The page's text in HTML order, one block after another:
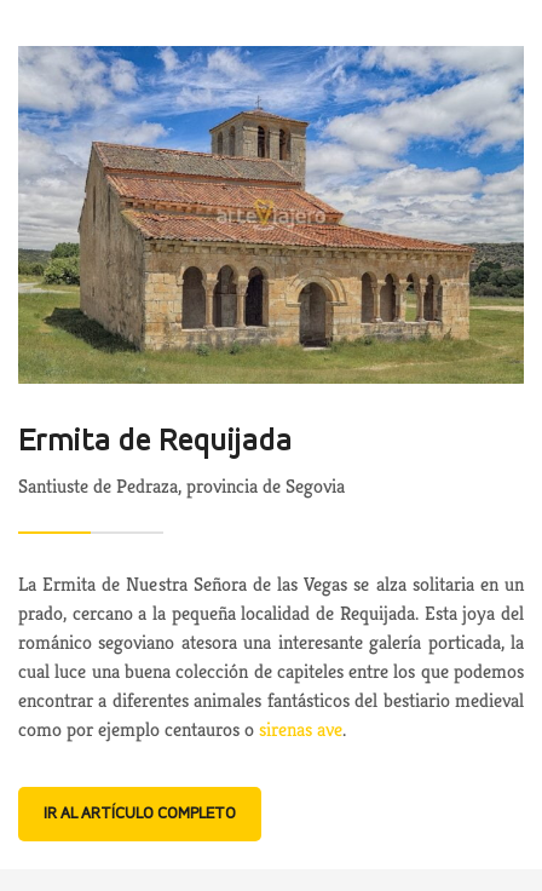
Ermita de Requijada
Santiuste de Pedraza, provincia de Segovia
La Ermita de Nuestra Señora de las Vegas se alza solitaria en un
prado, cercano a la pequeña localidad de Requijada. Esta joya del
románico segoviano atesora una interesante galería porticada, la
cual luce una buena colección de capiteles entre los que podemos
encontrar a diferentes animales fantásticos del bestiario medieval
como por ejemplo centauros osirenas ave.
IR AL ARTÍCULO COMPLETO